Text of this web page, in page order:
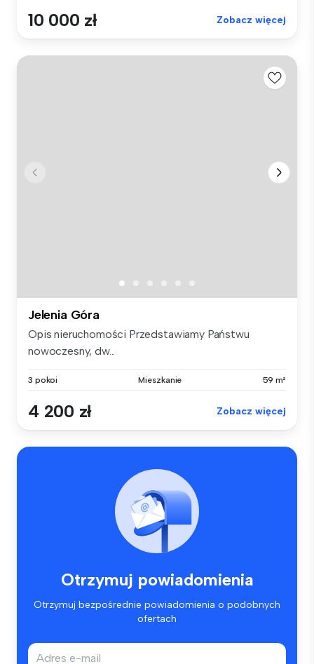
10 000 zł Zobacz więcej
Jelenia Góra
Opis nieruchomości Przedstawiamy Państwu
nowoczesny, dw...
3 pokoi Mieszkanie 59 m²
4 200 zł Zobacz więcej
Otrzymuj powiadomienia
Otrzymuj bezpośrednie powiadomienia o podobnych
ofertach